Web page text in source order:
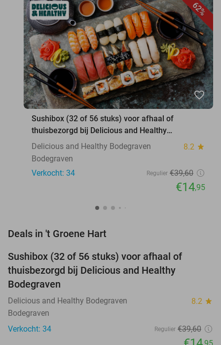
62%
favorite_border
Sushibox (32 of 56 stuks) voor afhaal of
thuisbezorgd bij Delicious and Healthy
Bodegraven
Delicious and Healthy Bodegraven 8.2 star
Bodegraven
Verkocht: 34
Regulier €39,60
€14,95
Deals in 't Groene Hart
Sushibox (32 of 56 stuks) voor afhaal of
thuisbezorgd bij Delicious and Healthy
Bodegraven
Delicious and Healthy Bodegraven 8.2 star
Bodegraven
Verkocht: 34
Regulier €39,60